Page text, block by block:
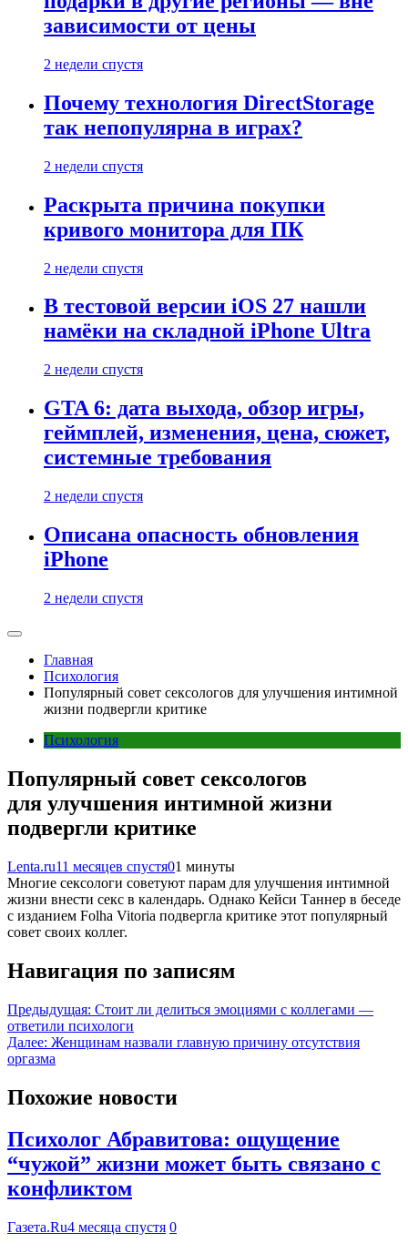
зависимости от цены
2 недели спустя
Почему технология DirectStorage
так непопулярна в играх?
2 недели спустя
Раскрыта причина покупки
кривого монитора для ПК
2 недели спустя
В тестовой версии iOS 27 нашли
намёки на складной iPhone Ultra
2 недели спустя
GTA 6: дата выхода, обзор игры,
геймплей, изменения, цена, сюжет,
системные требования
2 недели спустя
Описана опасность обновления
iPhone
2 недели спустя
Главная
Психология
Популярный совет сексологов для улучшения интимной
жизни подвергли критике
Психология
Популярный совет сексологов
для улучшения интимной жизни
подвергли критике
Lenta.ru11 месяцев спустя01 минуты
Многие сексологи советуют парам для улучшения интимной
жизни внести секс в календарь. Однако Кейси Таннер в беседе
с изданием Folha Vitoria подвергла критике этот популярный
совет своих коллег.
Навигация по записям
Предыдущая: Стоит ли делиться эмоциями с коллегами —
ответили психологи
Далее: Женщинам назвали главную причину отсутствия
оргазма
Похожие новости
Психолог Абравитова: ощущение
“чужой” жизни может быть связано с
конфликтом
Газета.Ru4 месяца спустя 0